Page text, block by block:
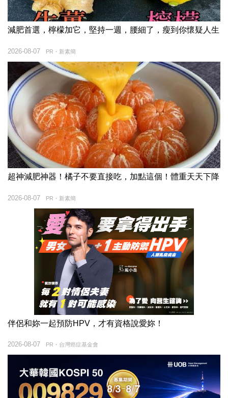
減肥首選，檸檬加它，堅持一週，腰細了，瘦到你懷疑人生
PR・新素簡
2026-08-07
超神減肥神器！橘子不要直接吃，加點這個！體重天天下降
PR・新素簡
2026-08-07
伴侶和妳一起預防HPV，才有資格說愛妳！
PR・台灣癌症基金會
2026-08-07